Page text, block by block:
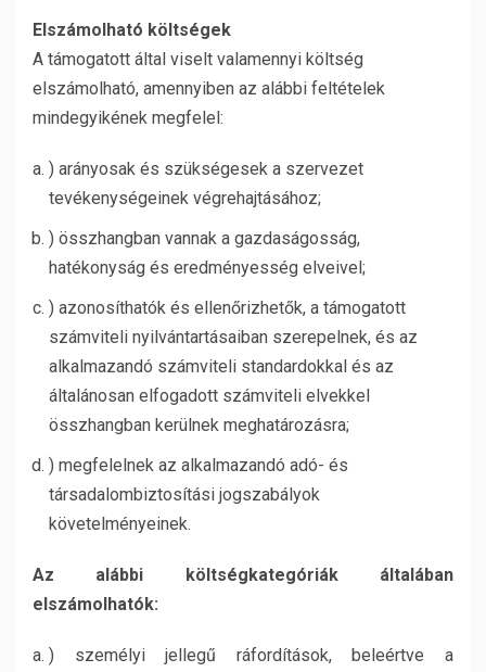
Elszámolható költségek
A támogatott által viselt valamennyi költség
elszámolható, amennyiben az alábbi feltételek
mindegyikének megfelel:
) arányosak és szükségesek a szervezet
tevékenységeinek végrehajtásához;
) összhangban vannak a gazdaságosság,
hatékonyság és eredményesség elveivel;
) azonosíthatók és ellenőrizhetők, a támogatott
számviteli nyilvántartásaiban szerepelnek, és az
alkalmazandó számviteli standardokkal és az
általánosan elfogadott számviteli elvekkel
összhangban kerülnek meghatározásra;
) megfelelnek az alkalmazandó adó- és
társadalombiztosítási jogszabályok
követelményeinek.
Az alábbi költségkategóriák általában
elszámolhatók:
) személyi jellegű ráfordítások, beleértve a